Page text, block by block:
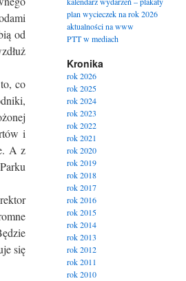
od
co
i
A z
się
plan wycieczek na rok 2026
aktualności na www
PTT w mediach
Kronika
rok 2026
rok 2025
rok 2024
rok 2023
rok 2022
rok 2021
rok 2020
rok 2019
rok 2018
rok 2017
rok 2016
rok 2015
rok 2014
rok 2013
rok 2012
rok 2011
rok 2010